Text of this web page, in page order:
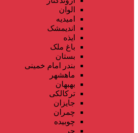
الوان
امیدیه
اندیمشک
ایذه
باغ ملک
بستان
بندر امام خمینی
ماهشهر
بهبهان
ترکالکی
جایزان
چمران
چوبیده
حر